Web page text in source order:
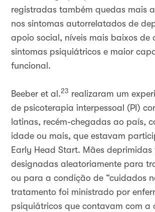
registradas também quedas mais
nos sintomas autorrelatados de
apoio social, níveis mais baixos de
sintomas psiquiátricos e maior
funcional.
Beeber et al.23 realizaram um
de psicoterapia interpessoal (PI)
latinas, recém-chegadas ao país,
idade ou mais, que estavam
Early Head Start. Mães deprimidas
designadas aleatoriamente para
ou para a condição de “cuidados
tratamento foi ministrado por
psiquiátricos que contavam com a